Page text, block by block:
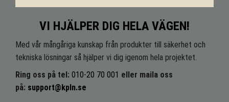
VI HJÄLPER DIG HELA VÄGEN!
Med vår mångåriga kunskap från produkter till säkerhet och
tekniska lösningar så hjälper vi dig igenom hela projektet.
Ring oss på tel: 010-20 70 001 eller maila oss
på: support@kpln.se